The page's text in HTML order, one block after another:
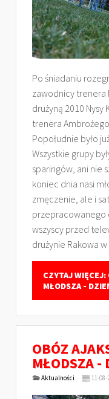
Po śniadaniu
zawodnicy trenera
drużyną 2010 Nysy
trenera
Popołudnie było
Wszystkie grupy
sparingów, ani nie
koniec dnia nasi
zmęczenie, ale i
przepracowanego
wszyscy przed
drużynie Rakowa
CZYTAJ
MŁODSZA -
OBÓZ
MŁODSZA -
Aktualności 11-08-